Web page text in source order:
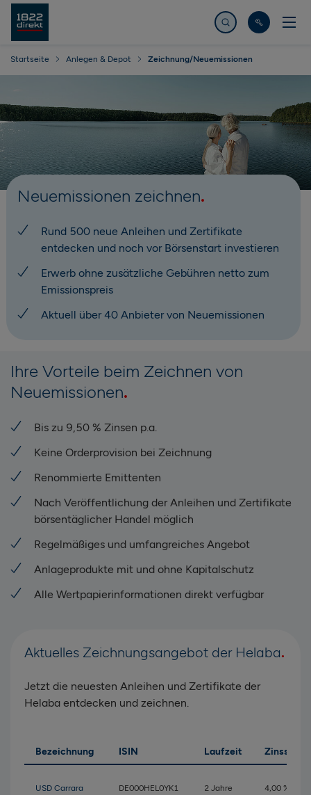
Jetzt suchen
Startseite Anlegen & Depot Zeichnung/Neuemissionen
Neuemissionen zeichnen
Rund 500 neue Anleihen und Zertifikate
entdecken und noch vor Börsenstart investieren
Erwerb ohne zusätzliche Gebühren netto zum
Emissionspreis
Aktuell über 40 Anbieter von Neuemissionen
Ihre Vorteile beim Zeichnen von
Neuemissionen
Bis zu 9,50 % Zinsen p.a.
Keine Orderprovision bei Zeichnung
Renommierte Emittenten
Nach Veröffentlichung der Anleihen und Zertifikate
börsentäglicher Handel möglich
Regelmäßiges und umfangreiches Angebot
Anlageprodukte mit und ohne Kapitalschutz
Alle Wertpapierinformationen direkt verfügbar
Aktuelles Zeichnungsangebot der Helaba
Jetzt die neuesten Anleihen und Zertifikate der
Helaba entdecken und zeichnen.
Bezeichnung ISIN Laufzeit Zinssatz
USD Carrara
DE000HEL0YK1 2 Jahre
4,00 %